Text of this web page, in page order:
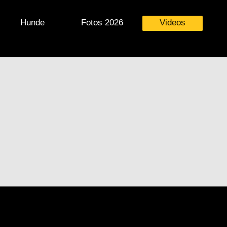
Hunde Fotos 2026 Videos